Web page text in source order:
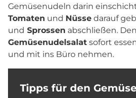
Gemüsenudeln darin
Tomaten und Nüsse darauf
und Sprossen abschließen. Den
Gemüsenudelsalat sofort
und mit ins Büro nehmen.
Tipps für den